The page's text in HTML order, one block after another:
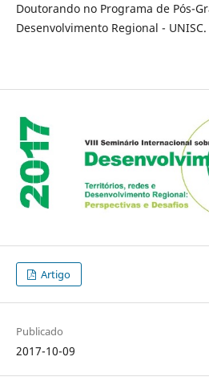
Doutorando no Programa de Pós-
Desenvolvimento Regional - UNISC.
Artigo
Publicado
2017-10-09